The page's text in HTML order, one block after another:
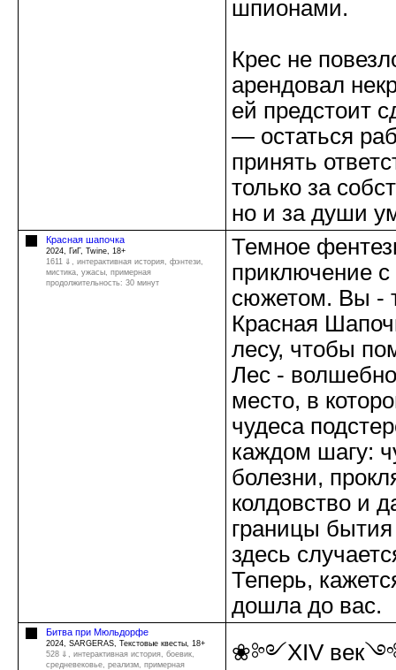
шпионами.
Крес не
арендовал
ей предстоит
— остаться
принять
только за
но и за души
Красная шапочка
2024, ГиГ, Twine, 18+
1611 ⇓, интерактивная история, фэнтези,
мистика, ужасы, примерная
продолжительность: 30 минут
Темное
приключение
сюжетом. Вы -
Красная
лесу, чтобы
Лес -
место, в
чудеса
каждом шагу:
болезни,
колдовство и
границы
здесь
Теперь,
дошла до вас.
Битва при Мюльдорфе
2024, SARGERAS, Текстовые квесты, 18+
528 ⇓, интерактивная история, боевик,
средневековье, реализм, примерная
❀༻XIV